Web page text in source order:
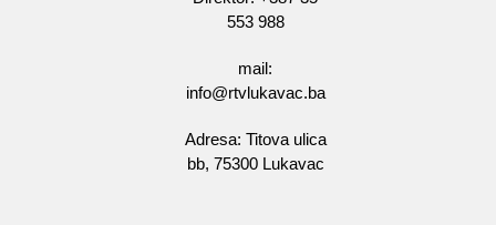
553 988
mail:
info@rtvlukavac.ba
Adresa: Titova ulica
bb, 75300 Lukavac